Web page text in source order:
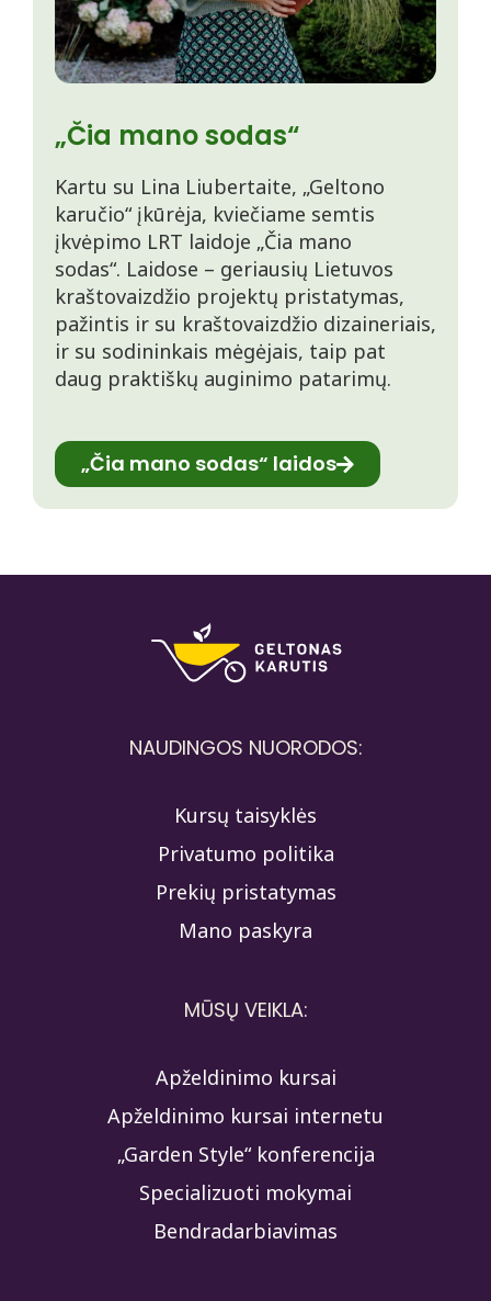
„Čia mano sodas“
Kartu su Lina Liubertaite, „Geltono
karučio“ įkūrėja, kviečiame semtis
įkvėpimo LRT laidoje „Čia mano
sodas“. Laidose – geriausių Lietuvos
kraštovaizdžio projektų pristatymas,
pažintis ir su kraštovaizdžio dizaineriais,
ir su sodininkais mėgėjais, taip pat
daug praktiškų auginimo patarimų.
„Čia mano sodas“ laidos
NAUDINGOS NUORODOS:
Kursų taisyklės
Privatumo politika
Prekių pristatymas
Mano paskyra
MŪSŲ VEIKLA:
Apželdinimo kursai
Apželdinimo kursai internetu
„Garden Style“ konferencija
Specializuoti mokymai
Bendradarbiavimas